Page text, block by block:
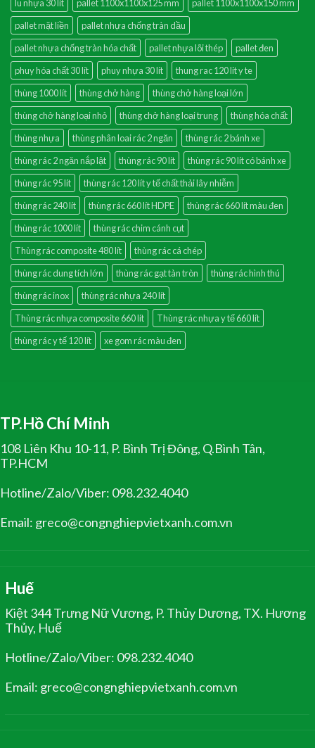
lu nhựa 30 lít
pallet 1100x1100x125 mm
pallet 1100x1100x150 mm
pallet mặt liền
pallet nhựa chống tràn dầu
pallet nhựa chống tràn hóa chất
pallet nhựa lõi thép
pallet đen
phuy hóa chất 30 lít
phuy nhựa 30 lít
thung rac 120 lit y te
thùng 1000 lít
thùng chở hàng
thùng chở hàng loại lớn
thùng chở hàng loại nhỏ
thùng chở hàng loại trung
thùng hóa chất
thùng nhựa
thùng phân loai rác 2 ngăn
thùng rác 2 bánh xe
thùng rác 2 ngăn nắp lật
thùng rác 90 lít
thùng rác 90 lít có bánh xe
thùng rác 95 lít
thùng rác 120 lít y tế chất thải lây nhiễm
thùng rác 240 lít
thùng rác 660 lít HDPE
thùng rác 660 lít màu đen
thùng rác 1000 lít
thùng rác chim cánh cụt
Thùng rác composite 480 lít
thùng rác cá chép
thùng rác dung tích lớn
thùng rác gạt tàn tròn
thùng rác hình thú
thùng rác inox
thùng rác nhựa 240 lít
Thùng rác nhựa composite 660 lít
Thùng rác nhựa y tế 660 lít
thùng rác y tế 120 lít
xe gom rác màu đen
TP.Hồ Chí Minh
108 Liên Khu 10-11, P. Bình Trị Đông, Q.Bình Tân,
TP.HCM
Hotline/Zalo/Viber: 098.232.4040
Email: greco@congnghiepvietxanh.com.vn
Huế
Kiệt 344 Trưng Nữ Vương, P. Thủy Dương, TX. Hương
Thủy, Huế
Hotline/Zalo/Viber: 098.232.4040
Email: greco@congnghiepvietxanh.com.vn